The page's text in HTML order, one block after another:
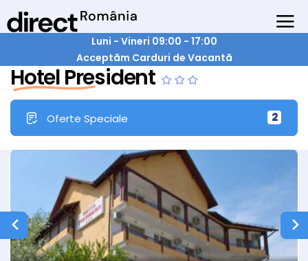
Luni - Vineri 09:00 - 17:00
Acceptăm Carduri de Vacantă
Hotel President
Oferte Speciale 2